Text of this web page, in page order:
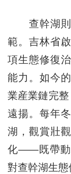
查幹湖則
範。吉林省
項生態修復
能力。如今
業産業鏈完整
遠揚。每年
湖，觀賞壯
化——既帶動
對查幹湖生態